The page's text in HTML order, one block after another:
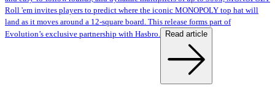
Roll 'em invites players to predict where the iconic MONOPOLY top hat will
land as it moves around a 12-square board. This release forms part of
Evolution’s exclusive partnership with Hasbro.
Read article